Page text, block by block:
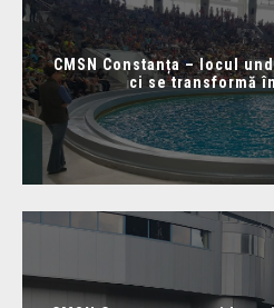
CMSN Constanța – locul
ci se transformă